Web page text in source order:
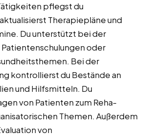
pflegst du
Therapiepläne und
Du unterstützt bei der
oder
Bei der
kontrollierst du Bestände an
und Hilfsmitteln. Du
von Patienten zum Reha-
Themen. Außerdem
von